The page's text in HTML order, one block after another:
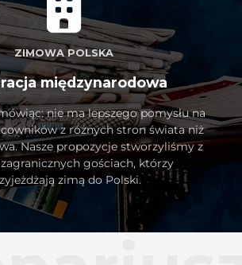
ZIMOWA POLSKA
międzynarodowa
nie ma lepszego pomysłu na
z różnych stron świata niż
Nasze propozycje stworzyliśmy z
gościach, którzy
zimą do Polski.